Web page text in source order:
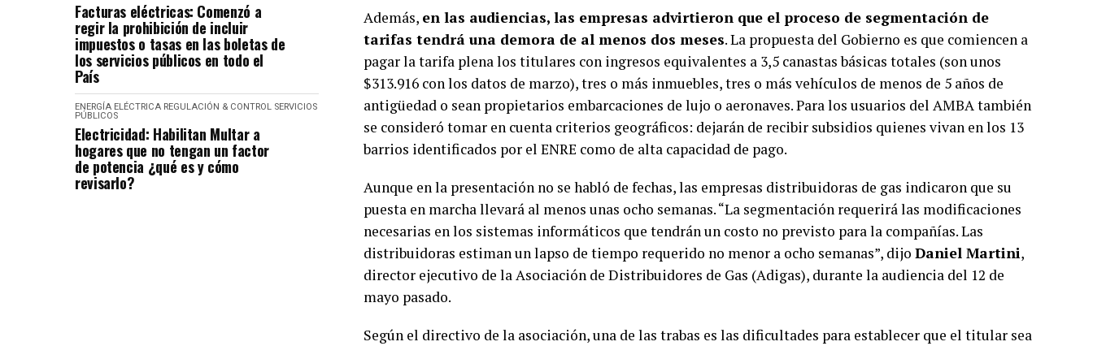
Facturas eléctricas: Comenzó a
regir la prohibición de incluir
impuestos o tasas en las boletas de
los servicios públicos en todo el
País
ENERGÍA ELÉCTRICA REGULACIÓN & CONTROL SERVICIOS
PÚBLICOS
Electricidad: Habilitan Multar a
hogares que no tengan un factor
de potencia ¿qué es y cómo
revisarlo?
Además, en las audiencias, las empresas advirtieron que el proceso de segmentación de
tarifas tendrá una demora de al menos dos meses. La propuesta del Gobierno es que comiencen a
pagar la tarifa plena los titulares con ingresos equivalentes a 3,5 canastas básicas totales (son unos
$313.916 con los datos de marzo), tres o más inmuebles, tres o más vehículos de menos de 5 años de
antigüedad o sean propietarios embarcaciones de lujo o aeronaves. Para los usuarios del AMBA también
se consideró tomar en cuenta criterios geográficos: dejarán de recibir subsidios quienes vivan en los 13
barrios identificados por el ENRE como de alta capacidad de pago.
Aunque en la presentación no se habló de fechas, las empresas distribuidoras de gas indicaron que su
puesta en marcha llevará al menos unas ocho semanas. “La segmentación requerirá las modificaciones
necesarias en los sistemas informáticos que tendrán un costo no previsto para la compañías. Las
distribuidoras estiman un lapso de tiempo requerido no menor a ocho semanas”, dijo Daniel Martini,
director ejecutivo de la Asociación de Distribuidores de Gas (Adigas), durante la audiencia del 12 de
mayo pasado.
Según el directivo de la asociación, una de las trabas es las dificultades para establecer que el titular sea